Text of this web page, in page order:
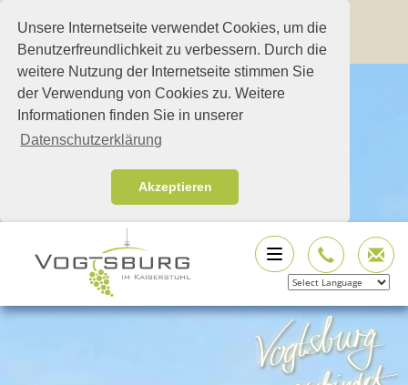
Unsere Internetseite verwendet Cookies, um die
Benutzerfreundlichkeit zu verbessern. Durch die
weitere Nutzung der Internetseite stimmen Sie
der Verwendung von Cookies zu. Weitere
Informationen finden Sie in unserer
Datenschutzerklärung
Akzeptieren